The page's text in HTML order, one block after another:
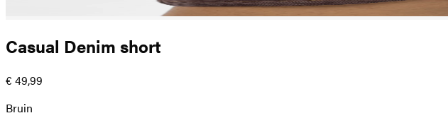
Casual Denim short
€ 49,99
Bruin